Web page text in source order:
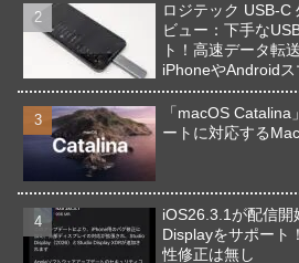
ロジテック USB-C
ビュー：下手な
ト！高速データ転
iPhoneやAndroidス
「macOS
ートに対応する
iOS26.3.1が配信
Displayをサポート
性修正は無し